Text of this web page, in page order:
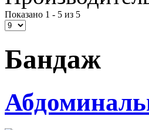
Показано 1 - 5 из 5
Бандаж